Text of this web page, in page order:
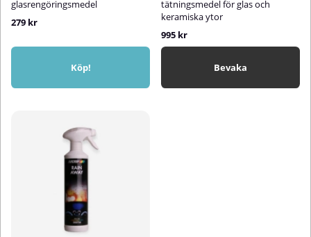
glasrengöringsmedel
279 kr
Köp!
tätningsmedel för glas och
keramiska ytor
995 kr
Bevaka